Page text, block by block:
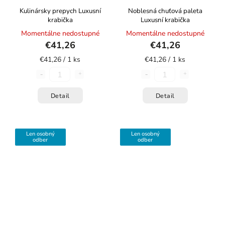
Kulinársky prepych Luxusní
krabička
Momentálne nedostupné
€41,26
€41,26 / 1 ks
Detail
Noblesná chuťová paleta
Luxusní krabička
Momentálne nedostupné
€41,26
€41,26 / 1 ks
Detail
Len osobný
odber
Len osobný
odber